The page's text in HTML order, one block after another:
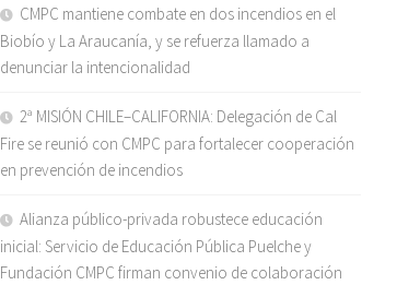
CMPC mantiene combate en dos incendios en el
Biobío y La Araucanía, y se refuerza llamado a
denunciar la intencionalidad
2ª MISIÓN CHILE–CALIFORNIA: Delegación de Cal
Fire se reunió con CMPC para fortalecer cooperación
en prevención de incendios
Alianza público-privada robustece educación
inicial: Servicio de Educación Pública Puelche y
Fundación CMPC firman convenio de colaboración